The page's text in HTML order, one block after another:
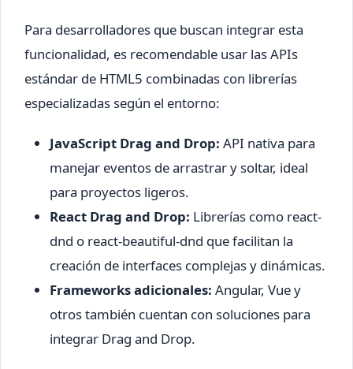
Para desarrolladores que buscan integrar esta
funcionalidad, es recomendable usar las APIs
estándar de HTML5 combinadas con librerías
especializadas según el entorno:
JavaScript Drag and Drop: API nativa para
manejar eventos de arrastrar y soltar, ideal
para proyectos ligeros.
React Drag and Drop: Librerías como react-
dnd o react-beautiful-dnd que facilitan la
creación de interfaces complejas y dinámicas.
Frameworks adicionales: Angular, Vue y
otros también cuentan con soluciones para
integrar Drag and Drop.